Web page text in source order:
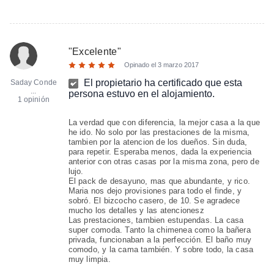
Saday Conde
...
1 opinión
"Excelente"
Opinado el 3 marzo 2017
El propietario ha certificado que esta
persona estuvo en el alojamiento.
La verdad que con diferencia, la mejor casa a la que
he ido. No solo por las prestaciones de la misma,
tambien por la atencion de los dueños. Sin duda,
para repetir. Esperaba menos, dada la experiencia
anterior con otras casas por la misma zona, pero de
lujo.
El pack de desayuno, mas que abundante, y rico.
Maria nos dejo provisiones para todo el finde, y
sobró. El bizcocho casero, de 10. Se agradece
mucho los detalles y las atencionesz
Las prestaciones, tambien estupendas. La casa
super comoda. Tanto la chimenea como la bañera
privada, funcionaban a la perfección. El baño muy
comodo, y la cama también. Y sobre todo, la casa
muy limpia.